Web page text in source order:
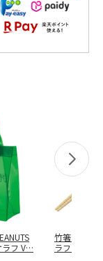
フ V…
竹箸 21cm
ラフ ANT4J